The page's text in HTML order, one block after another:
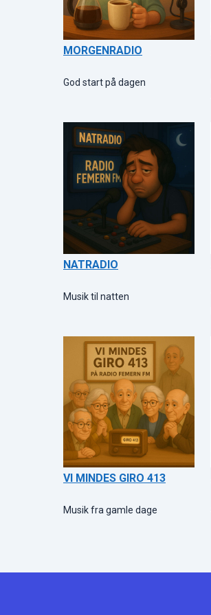
MORGENRADIO
God start på dagen
NATRADIO
Musik til natten
VI MINDES GIRO 413
Musik fra gamle dage